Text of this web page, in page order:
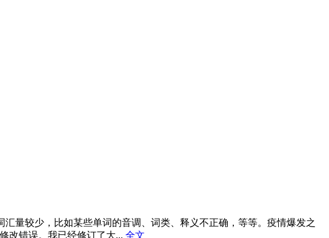
量较少，比如某些单词的音调、词类、释义不正确，等等。疫情爆发之
改错误。我已经修订了大... 全文